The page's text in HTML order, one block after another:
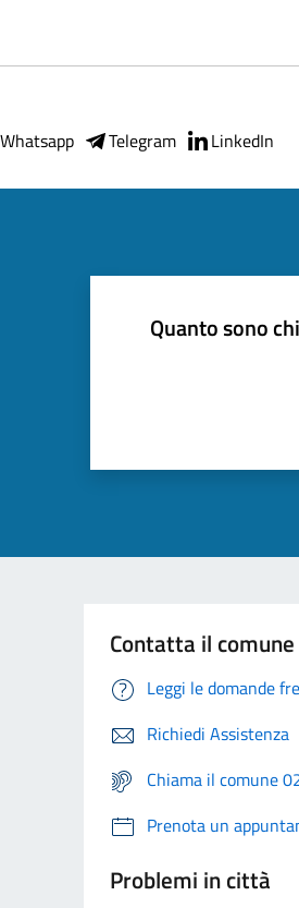
Whatsapp Telegram LinkedIn
Quanto sono
Contatta il comune
Leggi le domande
Richiedi Assistenza
Chiama il comune
Prenota un
Problemi in città